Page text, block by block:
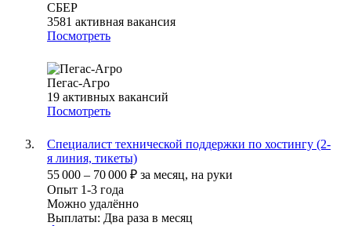
СБЕР
3581 активная вакансия
Посмотреть
Пегас-Агро
19 активных вакансий
Посмотреть
Специалист технической поддержки по хостингу (2-
я линия, тикеты)
55 000 – 70 000 ₽ за месяц, на руки
Опыт 1-3 года
Можно удалённо
Выплаты: Два раза в месяц